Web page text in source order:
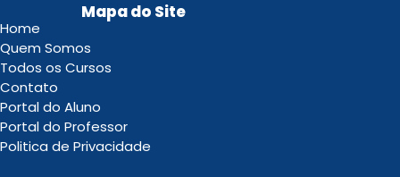
Mapa do Site
Home
Quem Somos
Todos os Cursos
Contato
Portal do Aluno
Portal do Professor
Politica de Privacidade